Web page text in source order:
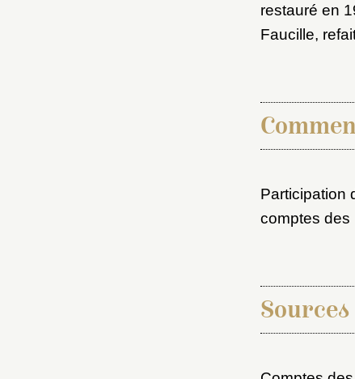
restauré en
Faucille,
Participation
comptes des
Sources